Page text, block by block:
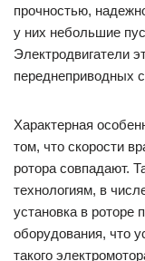
прочностью,
у них небольшие
Электродвигатели
переднеприводных
Характерная
том, что скорости
ротора совпадают.
технологиям, в
установка в роторе
оборудования, что
такого